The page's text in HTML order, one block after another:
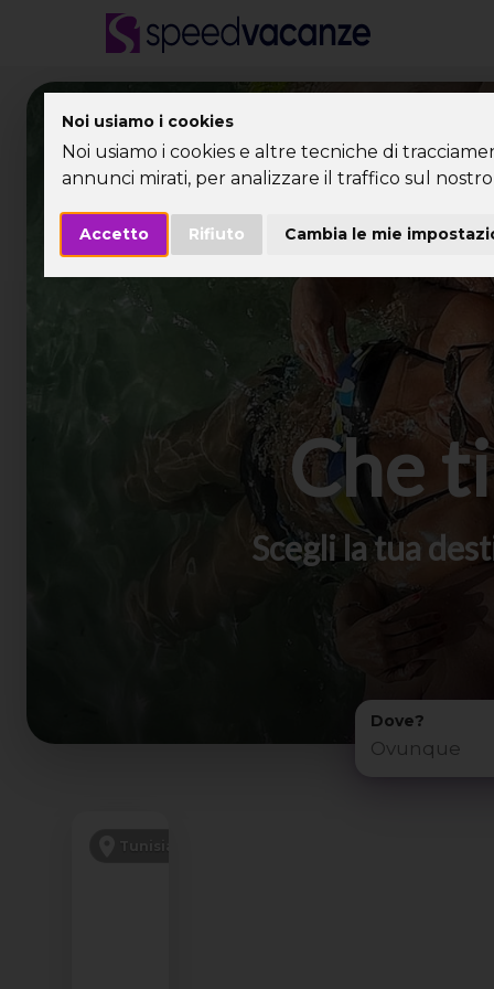
Noi usiamo i cookies
Noi usiamo i cookies e altre tecniche di
annunci mirati, per analizzare il traffico sul
Accetto Rifiuto Cambia le mie
Che
Scegli la tua
Dove?
Tunisia